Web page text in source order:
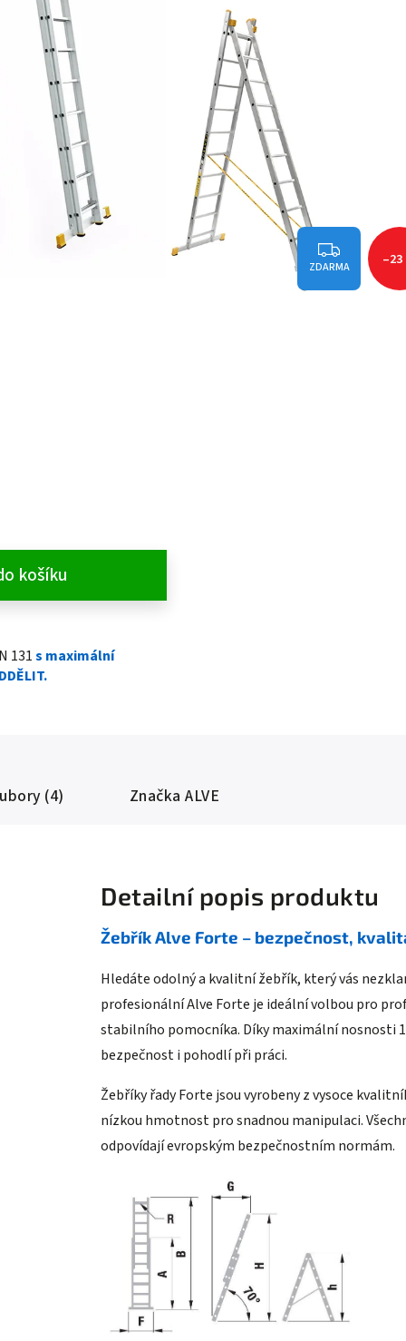
ZDARMA
košíku
131s maximální
(4) Značka ALVE
Detailní popis produktu
Žebřík Alve Forte – bezpečnost,
Hledáte odolný a kvalitní žebřík, který vás
profesionální Alve Forte je ideální volbou pro
stabilního pomocníka. Díky maximální nosnosti
bezpečnost i pohodlí při práci.
Žebříky řady Forte jsou vyrobeny z vysoce
nízkou hmotnost pro snadnou manipulaci.
odpovídají evropským bezpečnostním normám.